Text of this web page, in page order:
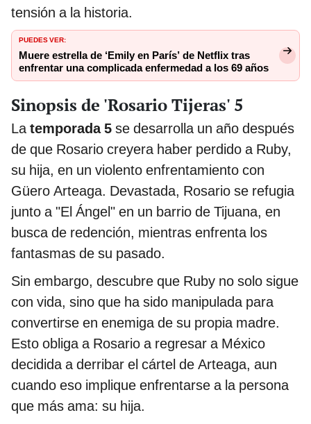
tensión a la historia.
PUEDES VER:
Muere estrella de ‘Emily en París’ de Netflix tras
enfrentar una complicada enfermedad a los 69 años
Sinopsis de 'Rosario Tijeras' 5
La temporada 5 se desarrolla un año después
de que Rosario creyera haber perdido a Ruby,
su hija, en un violento enfrentamiento con
Güero Arteaga. Devastada, Rosario se refugia
junto a "El Ángel" en un barrio de Tijuana, en
busca de redención, mientras enfrenta los
fantasmas de su pasado.
Sin embargo, descubre que Ruby no solo sigue
con vida, sino que ha sido manipulada para
convertirse en enemiga de su propia madre.
Esto obliga a Rosario a regresar a México
decidida a derribar el cártel de Arteaga, aun
cuando eso implique enfrentarse a la persona
que más ama: su hija.